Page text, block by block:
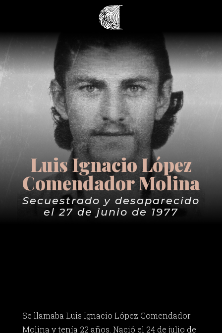
Luis Ignacio López
Comendador Molina
Secuestrado y desaparecido
el 27 de junio de 1977
Se llamaba Luis Ignacio López Comendador
Molina y tenía 22 años. Nació el 24 de julio de